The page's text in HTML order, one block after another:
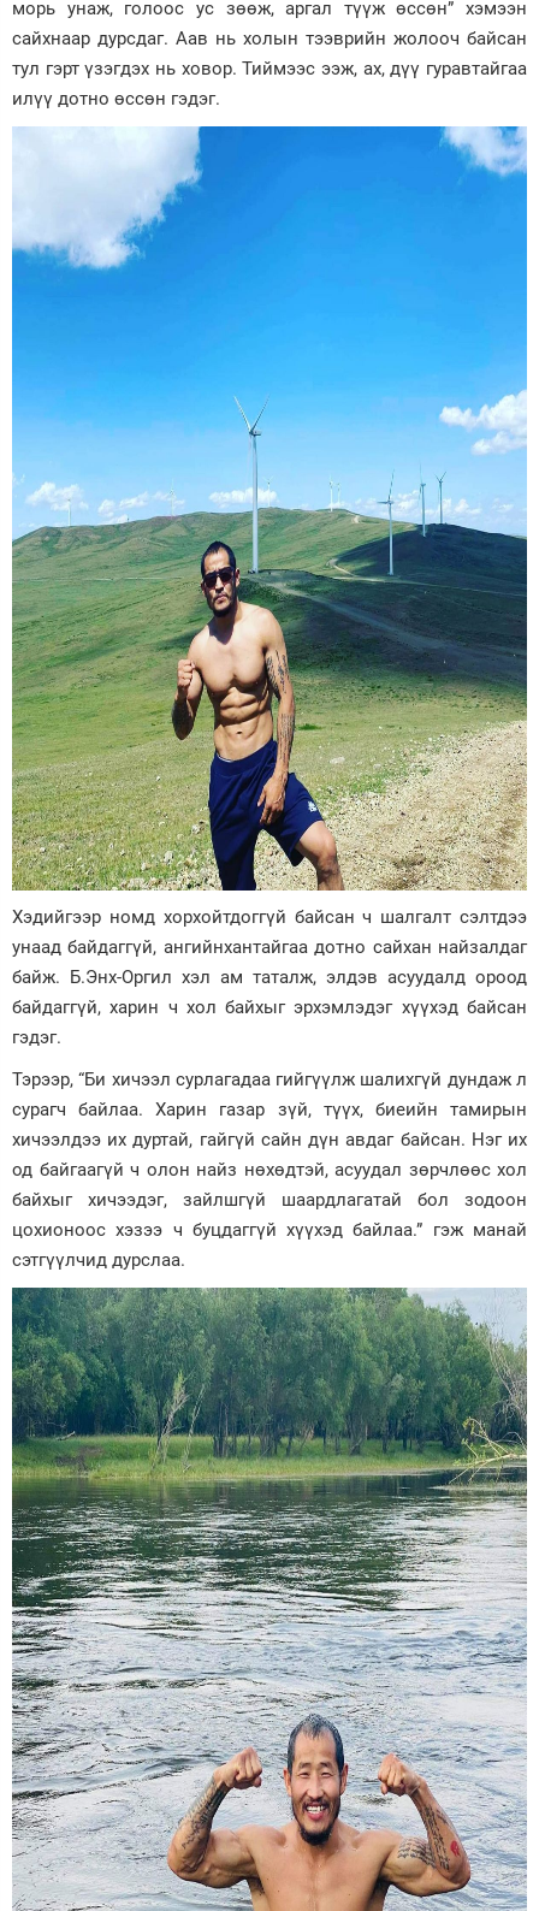
морь унаж, голоос ус зөөж, аргал түүж өссөн” хэмээн
сайхнаар дурсдаг. Аав нь холын тээврийн жолооч байсан
тул гэрт үзэгдэх нь ховор. Тиймээс ээж, ах, дүү гуравтайгаа
илүү дотно өссөн гэдэг.
Хэдийгээр номд хорхойтдоггүй байсан ч шалгалт сэлтдээ
унаад байдаггүй, ангийнхантайгаа дотно сайхан найзалдаг
байж. Б.Энх-Оргил хэл ам таталж, элдэв асуудалд ороод
байдаггүй, харин ч хол байхыг эрхэмлэдэг хүүхэд байсан
гэдэг.
Тэрээр, “Би хичээл сурлагадаа гийгүүлж шалихгүй дундаж л
сурагч байлаа. Харин газар зүй, түүх, биеийн тамирын
хичээлдээ их дуртай, гайгүй сайн дүн авдаг байсан. Нэг их
од байгаагүй ч олон найз нөхөдтэй, асуудал зөрчлөөс хол
байхыг хичээдэг, зайлшгүй шаардлагатай бол зодоон
цохионоос хэзээ ч буцдаггүй хүүхэд байлаа.” гэж манай
сэтгүүлчид дурслаа.